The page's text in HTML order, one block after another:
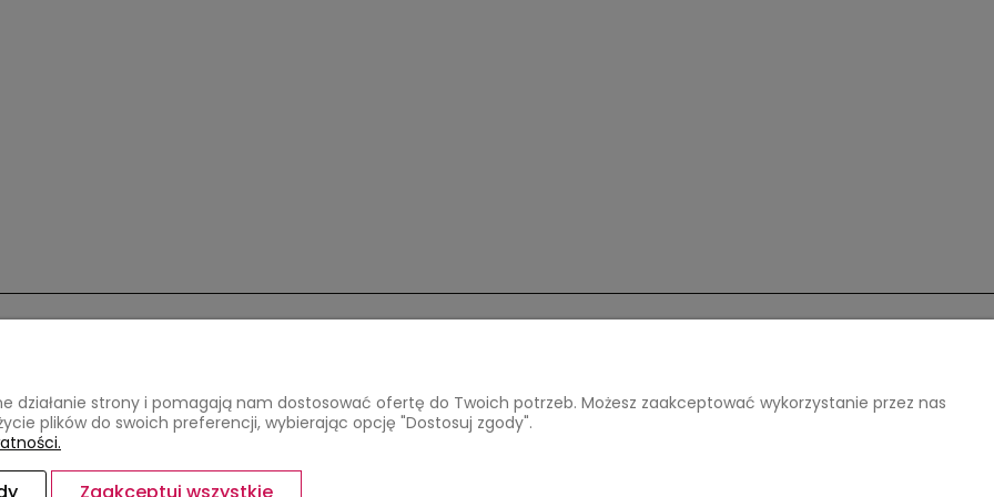
Formy płatności
Czas, koszty i opcje dostawy
Jak kupować?
Polityka prywatności
Kontakt
działanie strony i pomagają nam dostosować ofertę do Twoich potrzeb. Możesz zaakceptować wykorzystanie przez nas
plików do swoich preferencji, wybierając opcję "Dostosuj zgody".